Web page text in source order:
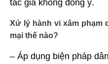
tác giả không đồng ý.
Xử lý hành vi xâm phạm
mại thế nào?
– Áp dụng biện pháp